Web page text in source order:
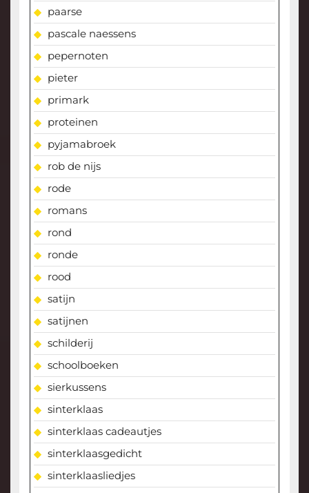
paarse
pascale naessens
pepernoten
pieter
primark
proteinen
pyjamabroek
rob de nijs
rode
romans
rond
ronde
rood
satijn
satijnen
schilderij
schoolboeken
sierkussens
sinterklaas
sinterklaas cadeautjes
sinterklaasgedicht
sinterklaasliedjes